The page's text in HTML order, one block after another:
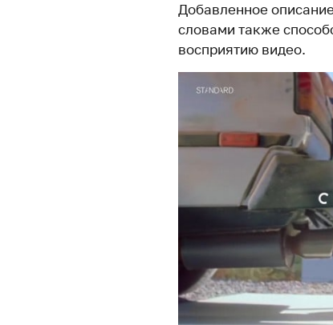
Добавленное
словами также
восприятию видео.